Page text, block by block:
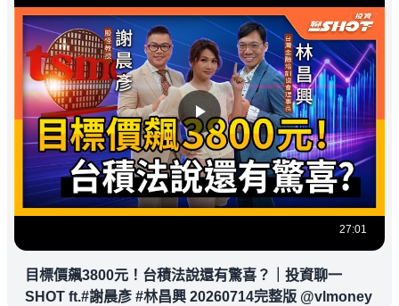
27:01
目標價飆3800元！台積法說還有驚喜？｜投資聊一
SHOT ft.#謝晨彥 #林昌興 20260714完整版 @vlmoney